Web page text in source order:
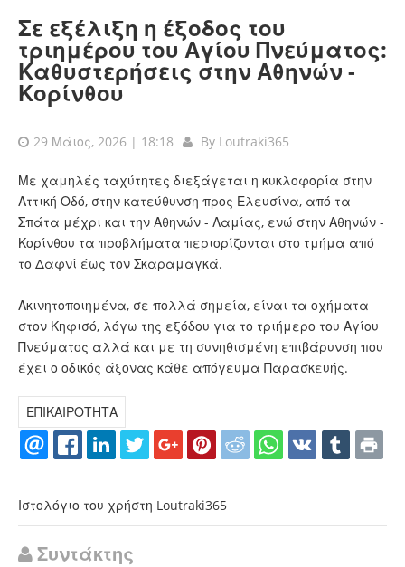
Σε εξέλιξη η έξοδος του
τριημέρου του Αγίου Πνεύματος:
Καθυστερήσεις στην Αθηνών -
Κορίνθου
29 Μάιος, 2026 | 18:18 By Loutraki365
Με χαμηλές ταχύτητες διεξάγεται η κυκλοφορία στην
Αττική Οδό, στην κατεύθυνση προς Ελευσίνα, από τα
Σπάτα μέχρι και την Αθηνών - Λαμίας, ενώ στην Αθηνών -
Κορίνθου τα προβλήματα περιορίζονται στο τμήμα από
το Δαφνί έως τον Σκαραμαγκά.
Ακινητοποιημένα, σε πολλά σημεία, είναι τα οχήματα
στον Κηφισό, λόγω της εξόδου για το τριήμερο του Αγίου
Πνεύματος αλλά και με τη συνηθισμένη επιβάρυνση που
έχει ο οδικός άξονας κάθε απόγευμα Παρασκευής.
ΕΠΙΚΑΙΡΟΤΗΤΑ
Ιστολόγιο του χρήστη Loutraki365
Συντάκτης